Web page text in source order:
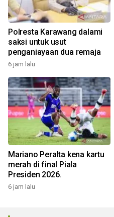
Polresta Karawang dalami
saksi untuk usut
penganiayaan dua remaja
6 jam lalu
Mariano Peralta kena kartu
merah di final Piala
Presiden 2026.
6 jam lalu